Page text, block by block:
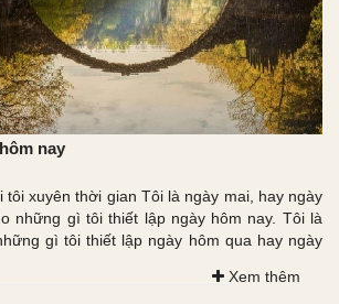
nay
tôi xuyên thời gian Tôi là ngày mai, hay ngày
những gì tôi thiết lập ngày hôm nay. Tôi là
gì tôi thiết lập ngày hôm qua hay ngày
Xem thêm